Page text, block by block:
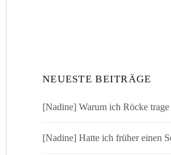
NEUESTE BEITRÄGE
[Nadine] Warum ich Röcke trage
[Nadine] Hatte ich früher einen